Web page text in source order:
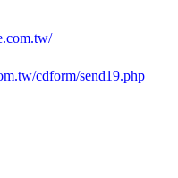
cdform/send19.php